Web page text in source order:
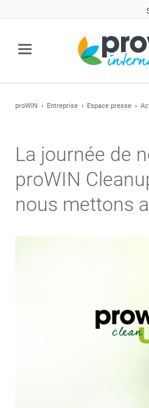
proWIN Entreprise Espace presse
La journée de
proWIN
nous mettons